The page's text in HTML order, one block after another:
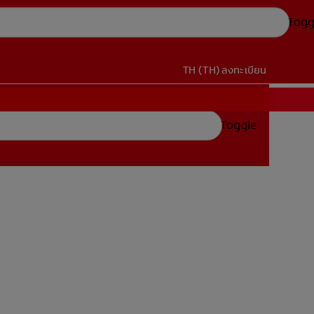
TH (TH)ลงทะเบียน
Toggle